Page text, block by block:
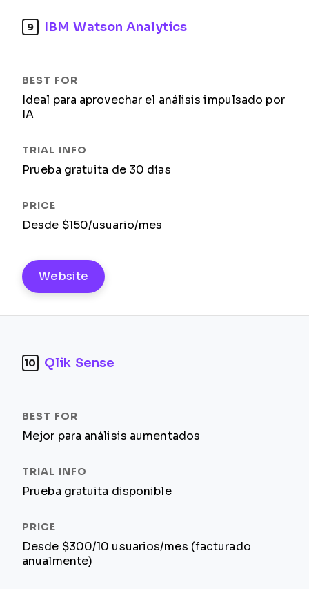
9 IBM Watson Analytics
Ideal para aprovechar el análisis impulsado por
IA
Prueba gratuita de 30 días
Desde $150/usuario/mes
Website
10 Qlik Sense
Mejor para análisis aumentados
Prueba gratuita disponible
Desde $300/10 usuarios/mes (facturado
anualmente)